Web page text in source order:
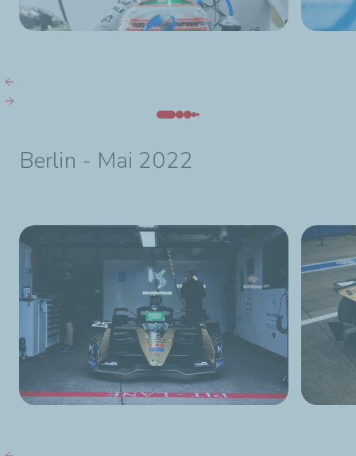
Berlin - Mai 2022